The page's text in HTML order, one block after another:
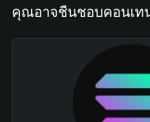
คุณอาจชื่นชอบคอนเท